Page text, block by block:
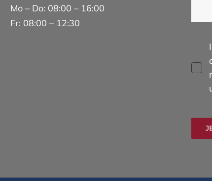
Mo – Do: 08:00 – 16:00
Fr: 08:00 – 12:30